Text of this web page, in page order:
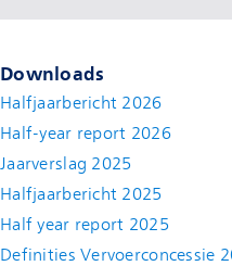
Downloads
Halfjaarbericht 2026
Half-year report 2026
Jaarverslag 2025
Halfjaarbericht 2025
Half year report 2025
Definities Vervoerconcessie